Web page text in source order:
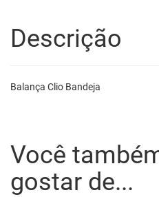
Descrição
Balança Clio Bandeja
Você
gostar de...